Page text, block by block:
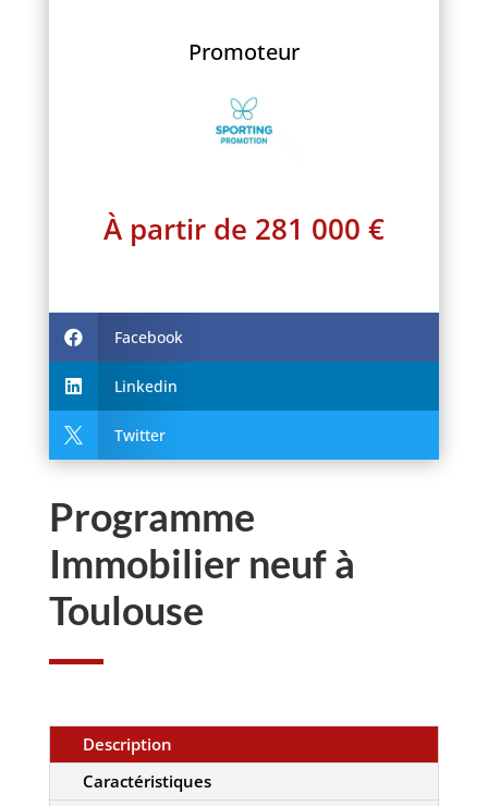
Programme
Immobilier neuf à
Toulouse
Description
Caractéristiques
Promoteur
À partir de 281 000 €
 Facebook
 Linkedin
 Twitter